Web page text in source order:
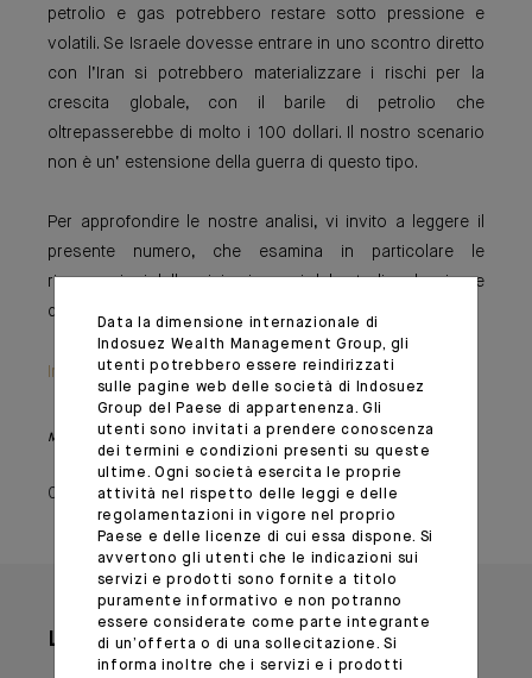
petrolio e gas potrebbero restare sotto pressione e
volatili. Se Israele dovesse entrare in uno scontro diretto
con l’Iran si potrebbero materializzare i rischi per la
crescita globale, con il barile di petrolio che
oltrepasserebbe di molto i 100 dollari. Il nostro scenario
non è un‘ estensione della guerra di questo tipo.
Per approfondire le nostre analisi, vi invito a leggere il
presente numero, che esamina in particolare le
ripercussioni della crisi sui prezzi del petrolio e la minore
dipendenza dall’oro nero della nostra economia.
Important information
Monthly House View, 20/10/2023 - Excerpt of the Editorial
02 novembre 2023
Leggete anche
Data la dimensione internazionale di
Indosuez Wealth Management Group, gli
utenti potrebbero essere reindirizzati
sulle pagine web delle società di Indosuez
Group del Paese di appartenenza. Gli
utenti sono invitati a prendere conoscenza
dei termini e condizioni presenti su queste
ultime. Ogni società esercita le proprie
attività nel rispetto delle leggi e delle
regolamentazioni in vigore nel proprio
Paese e delle licenze di cui essa dispone. Si
avvertono gli utenti che le indicazioni sui
servizi e prodotti sono fornite a titolo
puramente informativo e non potranno
essere considerate come parte integrante
di un’offerta o di una sollecitazione. Si
informa inoltre che i servizi e i prodotti